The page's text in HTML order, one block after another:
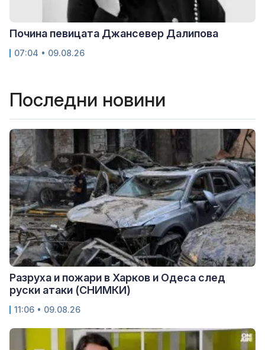
Почина певицата Джансевер Далипова
07:04 • 09.08.26
Последни новини
Разруха и пожари в Харков и Одеса след
руски атаки (СНИМКИ)
11:06 • 09.08.26